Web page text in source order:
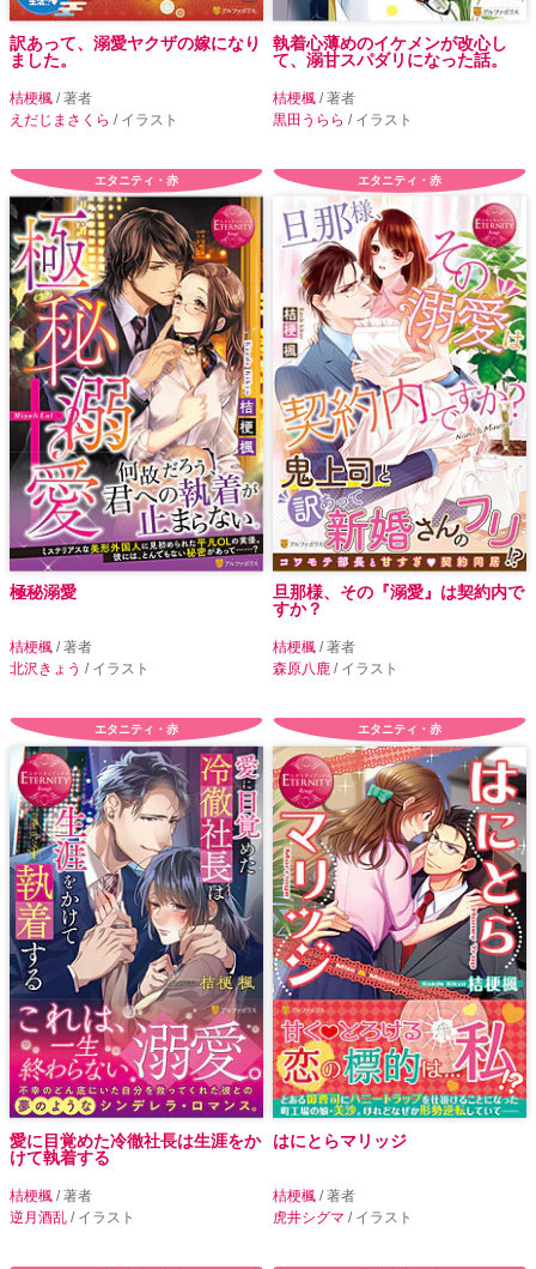
訳あって、溺愛ヤクザの嫁になり
ました。
桔梗楓 / 著者
えだじまさくら / イラスト
執着心薄めのイケメンが改心し
て、溺甘スパダリになった話。
桔梗楓 / 著者
黒田うらら / イラスト
エタニティ・赤
極秘溺愛
桔梗楓 / 著者
北沢きょう / イラスト
エタニティ・赤
旦那様、その『溺愛』は契約内で
すか？
桔梗楓 / 著者
森原八鹿 / イラスト
エタニティ・赤
愛に目覚めた冷徹社長は生涯をか
けて執着する
桔梗楓 / 著者
逆月酒乱 / イラスト
エタニティ・赤
はにとらマリッジ
桔梗楓 / 著者
虎井シグマ / イラスト